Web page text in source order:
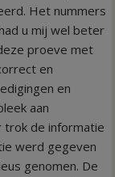
Het nummers
u mij wel beter
proeve met
en
en
aan
trok de informatie
werd gegeven
genomen. De